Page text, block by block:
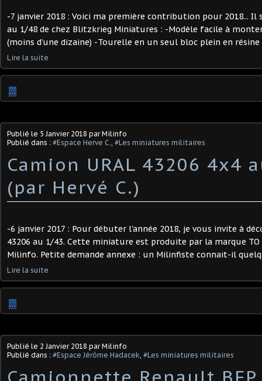
-7 janvier 2018 : Voici ma première contribution pour 2018... Il
au 1/48 de chez Blitzkrieg Miniatures : -Modèle facile à
(moins d’une dizaine) -Tourelle en un seul bloc plein en résine
Lire la suite
…
Publié le 5 Janvier 2018 par Milinfo
Publié dans : #Espace Herve C., #Les miniatures militaires
Camion URAL 43206 4x4
(par Hervé C.)
-6 janvier 2017 : Pour débuter l'année 2018, je vous invite à
43206 au 1/43. Cette miniature est produite par la marque TO
Milinfo. Petite demande annexe : un Milinfiste connait-il
Lire la suite
…
Publié le 2 Janvier 2018 par Milinfo
Publié dans : #Espace Jérôme Hadacek, #Les miniatures militaires